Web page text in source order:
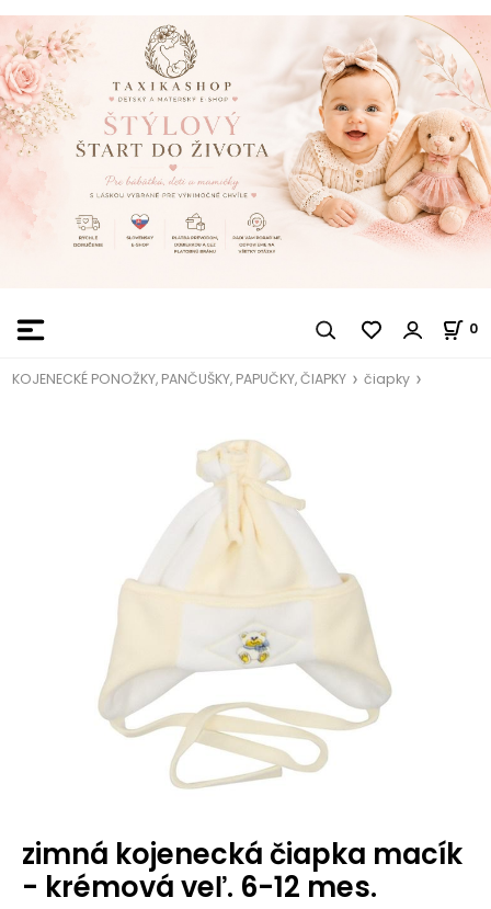
0
KOJENECKÉ PONOŽKY, PANČUŠKY, PAPUČKY, ČIAPKY čiapky
zimná kojenecká čiapka macík
- krémová veľ. 6-12 mes.